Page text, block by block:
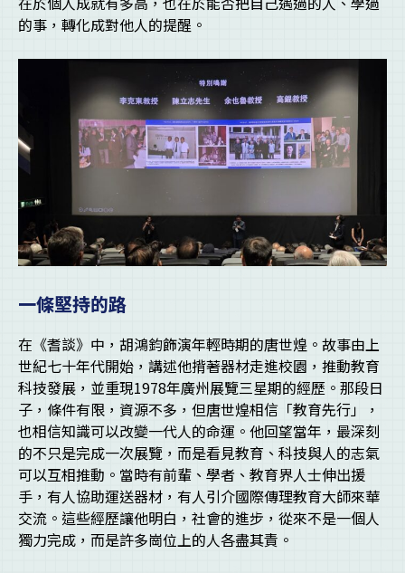
的事，轉化成對他人的提醒。
一條堅持的路
在《耆談》中，胡鴻鈞飾演年輕時期的唐世煌。故事由上
世紀七十年代開始，講述他揹著器材走進校園，推動教育
科技發展，並重現1978年廣州展覽三星期的經歷。那段日
子，條件有限，資源不多，但唐世煌相信「教育先行」，
也相信知識可以改變一代人的命運。他回望當年，最深刻
的不只是完成一次展覽，而是看見教育、科技與人的志氣
可以互相推動。當時有前輩、學者、教育界人士伸出援
手，有人協助運送器材，有人引介國際傳理教育大師來華
交流。這些經歷讓他明白，社會的進步，從來不是一個人
獨力完成，而是許多崗位上的人各盡其責。